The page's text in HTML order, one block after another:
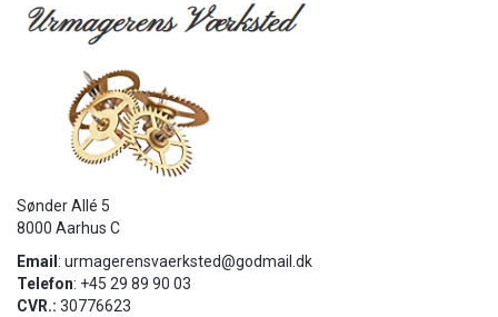
Sønder Allé 5
8000 Aarhus C
Email : urmagerensvaerksted@godmail.dk
Telefon: +45 29 89 90 03
CVR.: 30776623